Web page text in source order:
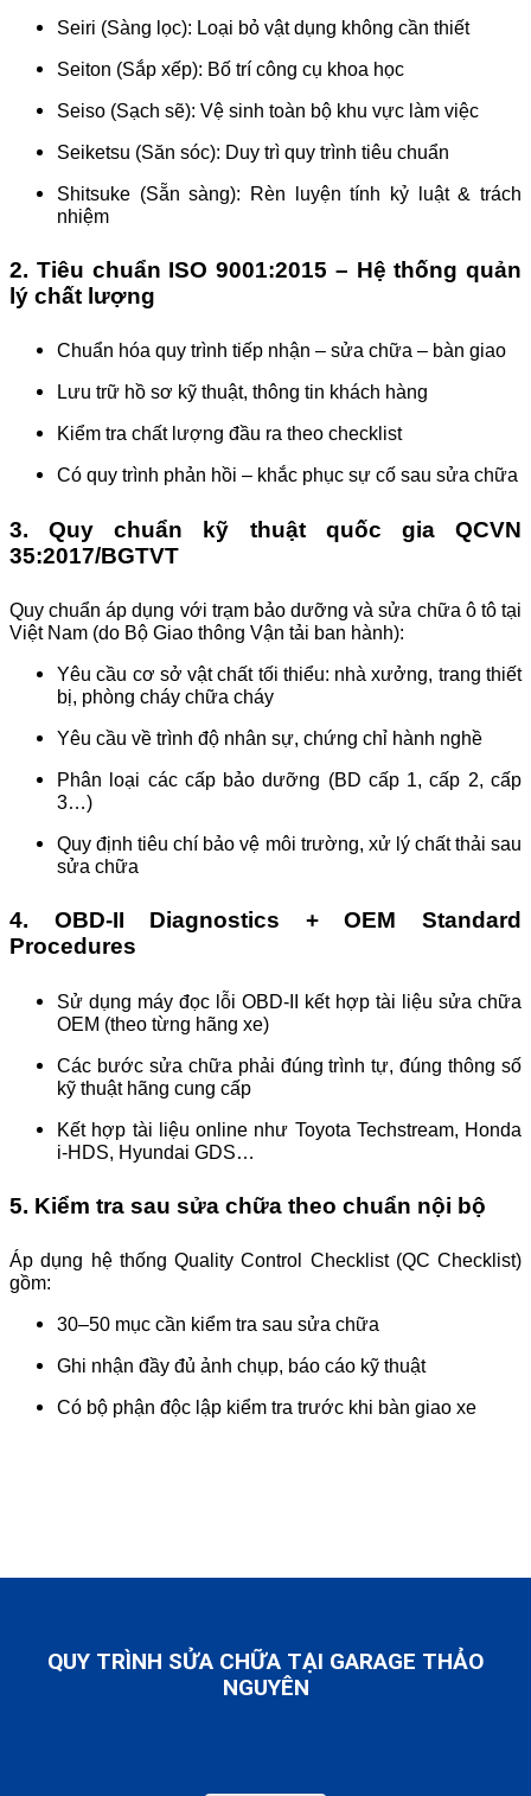
Seiri (Sàng lọc): Loại bỏ vật dụng không cần thiết
Seiton (Sắp xếp): Bố trí công cụ khoa học
Seiso (Sạch sẽ): Vệ sinh toàn bộ khu vực làm việc
Seiketsu (Săn sóc): Duy trì quy trình tiêu chuẩn
Shitsuke (Sẵn sàng): Rèn luyện tính kỷ luật & trách
nhiệm
2. Tiêu chuẩn ISO 9001:2015 – Hệ thống quản
lý chất lượng
Chuẩn hóa quy trình tiếp nhận – sửa chữa – bàn giao
Lưu trữ hồ sơ kỹ thuật, thông tin khách hàng
Kiểm tra chất lượng đầu ra theo checklist
Có quy trình phản hồi – khắc phục sự cố sau sửa chữa
3. Quy chuẩn kỹ thuật quốc gia QCVN
35:2017/BGTVT
Quy chuẩn áp dụng với trạm bảo dưỡng và sửa chữa ô tô tại
Việt Nam (do Bộ Giao thông Vận tải ban hành):
Yêu cầu cơ sở vật chất tối thiểu: nhà xưởng, trang thiết
bị, phòng cháy chữa cháy
Yêu cầu về trình độ nhân sự, chứng chỉ hành nghề
Phân loại các cấp bảo dưỡng (BD cấp 1, cấp 2, cấp
3…)
Quy định tiêu chí bảo vệ môi trường, xử lý chất thải sau
sửa chữa
4. OBD-II Diagnostics + OEM Standard
Procedures
Sử dụng máy đọc lỗi OBD-II kết hợp tài liệu sửa chữa
OEM (theo từng hãng xe)
Các bước sửa chữa phải đúng trình tự, đúng thông số
kỹ thuật hãng cung cấp
Kết hợp tài liệu online như Toyota Techstream, Honda
i-HDS, Hyundai GDS…
5. Kiểm tra sau sửa chữa theo chuẩn nội bộ
Áp dụng hệ thống Quality Control Checklist (QC Checklist)
gồm:
30–50 mục cần kiểm tra sau sửa chữa
Ghi nhận đầy đủ ảnh chụp, báo cáo kỹ thuật
Có bộ phận độc lập kiểm tra trước khi bàn giao xe
QUY TRÌNH SỬA CHỮA TẠI GARAGE THẢO
NGUYÊN